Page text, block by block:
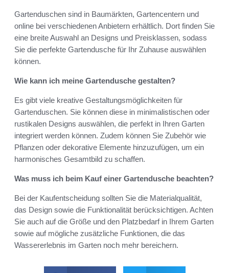
Gartenduschen sind in Baumärkten, Gartencentern und
online bei verschiedenen Anbietern erhältlich. Dort finden Sie
eine breite Auswahl an Designs und Preisklassen, sodass
Sie die perfekte Gartendusche für Ihr Zuhause auswählen
können.
Wie kann ich meine Gartendusche gestalten?
Es gibt viele kreative Gestaltungsmöglichkeiten für
Gartenduschen. Sie können diese in minimalistischen oder
rustikalen Designs auswählen, die perfekt in Ihren Garten
integriert werden können. Zudem können Sie Zubehör wie
Pflanzen oder dekorative Elemente hinzuzufügen, um ein
harmonisches Gesamtbild zu schaffen.
Was muss ich beim Kauf einer Gartendusche beachten?
Bei der Kaufentscheidung sollten Sie die Materialqualität,
das Design sowie die Funktionalität berücksichtigen. Achten
Sie auch auf die Größe und den Platzbedarf in Ihrem Garten
sowie auf mögliche zusätzliche Funktionen, die das
Wassererlebnis im Garten noch mehr bereichern.